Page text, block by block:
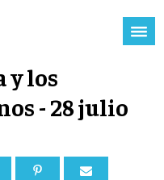
y los
- 28 julio